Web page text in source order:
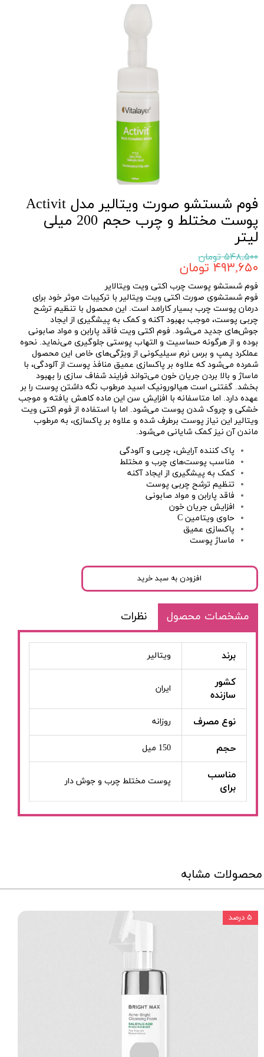
فوم شستشو صورت ویتالیر مدل Activit
پوست مختلط و چرب حجم 200 میلی
لیتر
۵۴۸,۵۰۰ تومان
۴۹۳,۶۵۰ تومان
فوم شستشو پوست چرب اکتی ویت ویتالایر
فوم شستشوی صورت اکتی ویت ویتالیر با ترکیبات موثر خود برای
درمان پوست چرب بسیار کارامد است. این محصول با تنظیم ترشح
چربی پوست، موجب بهبود آکنه و کمک به پیشگیری از ایجاد
جوش‌های جدید می‌شود. فوم اکتی ویت فاقد پارابن و مواد صابونی
بوده و از هرگونه حساسیت و التهاب پوستی جلوگیری می‌نماید. نحوه
عملکرد پمپ و برس نرم سیلیکونی از ویژگی‌های خاص این محصول
شمرده می‌شود که علاوه بر پاکسازی عمیق منافذ پوست از آلودگی، با
ماساژ و بالا بردن جریان خون می‌تواند فرایند شفاف سازی را بهبود
بخشد. گفتنی است هیالورونیک اسید مرطوب نگه داشتن پوست را بر
عهده دارد. اما متاسفانه با افزایش سن این ماده کاهش یافته و موجب
خشکی و چروک شدن پوست می‌شود. اما با استفاده از فوم اکتی ویت
ویتالیر این نیاز پوست برطرف شده و علاوه بر پاکسازی، به مرطوب
ماندن آن نیز کمک شایانی می‌شود.
پاک کننده آرایش، چربی و آلودگی
مناسب پوست‌های چرب و مختلط
کمک به پیشگیری از ایجاد آکنه
تنظیم ترشح چربی پوست
فاقد پارابن و مواد صابونی
افزایش جریان خون
حاوی ویتامین C
پاکسازی عمیق
ماساژ پوست
افزودن به سبد خرید
مشخصات محصول نظرات
برند ویتالیر
کشور
سازنده
ایران
نوع مصرف روزانه
حجم 150 میل
مناسب
برای
پوست مختلط چرب و جوش دار
محصولات مشابه
۵ درصد